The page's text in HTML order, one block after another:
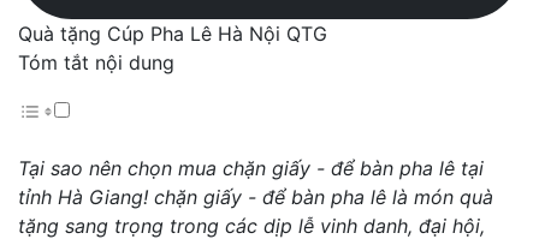
Quà tặng Cúp Pha Lê Hà Nội QTG
Tóm tắt nội dung
Tại sao nên chọn mua chặn giấy - để bàn pha lê tại
tỉnh Hà Giang! chặn giấy - để bàn pha lê là món quà
tặng sang trọng trong các dịp lễ vinh danh, đại hội,